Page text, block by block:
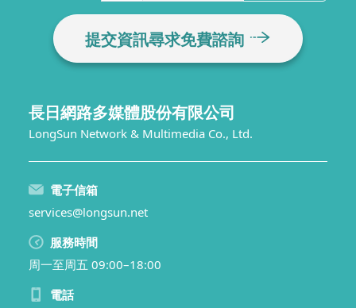
提交資訊尋求免費諮詢
長日網路多媒體股份有限公司
LongSun Network & Multimedia Co., Ltd.
電子信箱
services@longsun.net
服務時間
周一至周五 09:00–18:00
電話